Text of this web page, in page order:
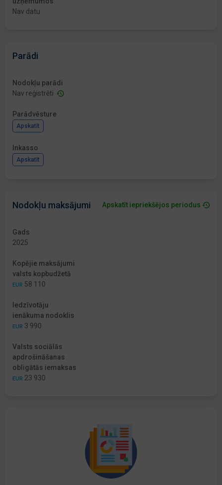
Nav datu
Parādi
Nodokļu parādi
Nav reģistrēti
Parādvēsture
Apskatīt
Inkasso
Apskatīt
Nodokļu maksājumi Apskatīt iepriekšējos periodus
Gads
2025
Kopējie maksājumi
valsts kopbudžetā
EUR 58 110
Iedzīvotāju
ienākuma nodoklis
EUR 3 990
Valsts sociālās
apdrošināšanas
obligātās iemaksas
EUR 23 930